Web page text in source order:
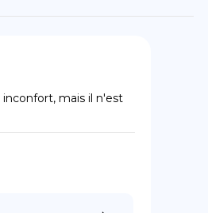
mais il n'est